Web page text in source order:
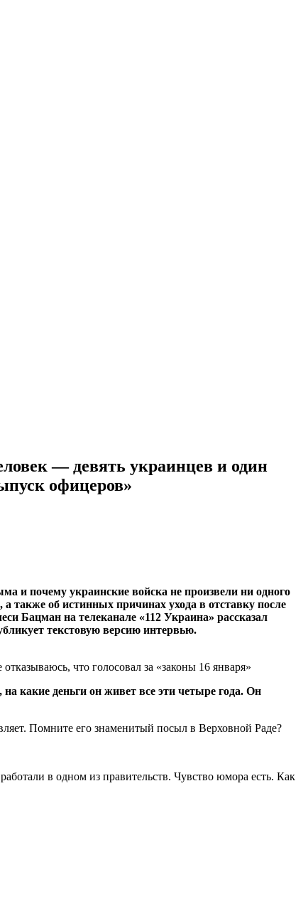
— девять украинцев и один
офицеров»
и почему украинские войска не произвели ни одного
об истинных причинах ухода в отставку после
Бацман на телеканале «112 Украина» рассказал
текстовую версию интервью.
что голосовал за «законы 16 января»
какие деньги он живет все эти четыре года. Он
Помните его знаменитый посыл в Верховной Раде?
в одном из правительств. Чувство юмора есть. Как